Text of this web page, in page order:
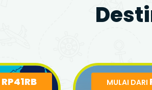
RP41RB MULAI DARI